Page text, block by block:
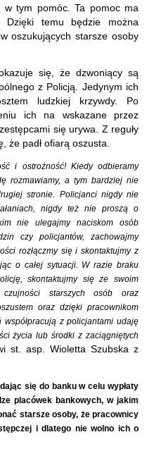
tym pomóc. Ta pomoc ma
Dzięki temu będzie można
oszukujących starsze osoby
się, że dzwoniący są
z Policją. Jedynym ich
ludzkiej krzywdy. Po
ich na wskazane przez
się urywa. Z reguły
że padł ofiarą oszusta.
i ostrożność! Kiedy odbieramy
rozmawiamy, a tym bardziej nie
stronie. Policjanci nigdy nie
nigdy też nie proszą o
nie ulegajmy naciskom osób
czy policjantów, zachowajmy
rozłączmy się i skontaktujmy z
o całej sytuacji. W razie braku
skontaktujmy się ze swoim
starszych osób oraz
oraz dzięki pracownikom
z policjantami udaję
życia lub środki z zaciągniętych
st. asp. Wioletta Szubska z
się do banku w celu wypłaty
placówek bankowych, w jakim
starsze osoby, że pracownicy
i dlatego nie wolno ich o